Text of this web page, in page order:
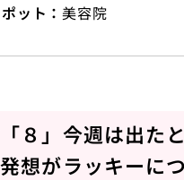
ット：美容院
８」今週は出た
想がラッキーに